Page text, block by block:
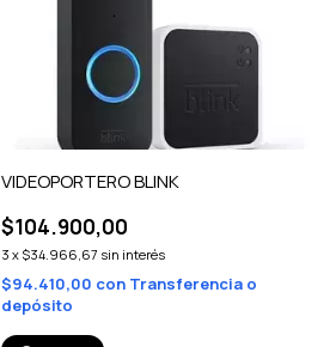
VIDEOPORTERO BLINK
$104.900,00
3 x $34.966,67 sin interés
$94.410,00 con Transferencia o
depósito